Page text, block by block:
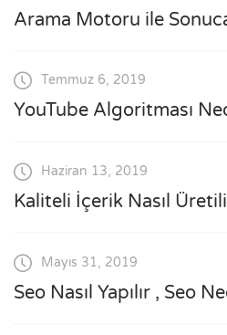
Arama Motoru ile
Temmuz 6, 2019
YouTube Algoritması
Haziran 13, 2019
Kaliteli İçerik Nasıl
Mayıs 31, 2019
Seo Nasıl Yapılır , Seo